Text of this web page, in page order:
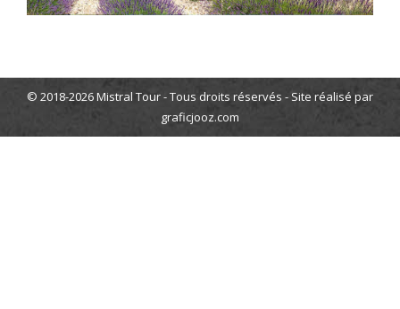
© 2018-2026 Mistral Tour - Tous droits réservés - Site réalisé par
graficjooz.com